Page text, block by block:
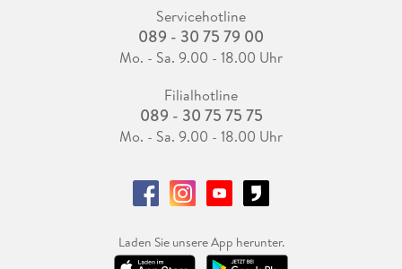
Servicehotline
089 - 30 75 79 00
Mo. - Sa. 9.00 - 18.00 Uhr
Filialhotline
089 - 30 75 75 75
Mo. - Sa. 9.00 - 18.00 Uhr
Laden Sie unsere App herunter.